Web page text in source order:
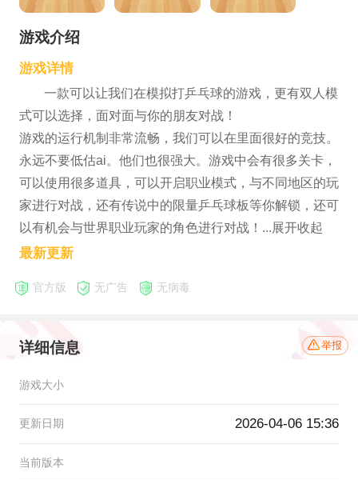
游戏介绍
游戏详情
一款可以让我们在模拟打乒乓球的游戏，更有双人模
式可以选择，面对面与你的朋友对战！
游戏的运行机制非常流畅，我们可以在里面很好的竞技。
永远不要低估ai。他们也很强大。游戏中会有很多关卡，
可以使用很多道具，可以开启职业模式，与不同地区的玩
家进行对战，还有传说中的限量乒乓球板等你解锁，还可
以有机会与世界职业玩家的角色进行对战！...展开收起
最新更新
官方版 无广告 无病毒
详细信息 举报
游戏大小
更新日期 2026-04-06 15:36
当前版本